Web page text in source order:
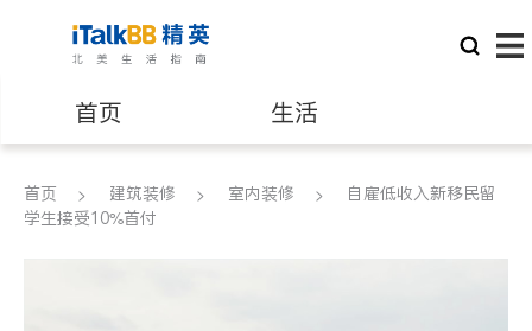
首页 生活
医生 律师
首页 建筑装修 室内装修
自雇低收入新移民留
学生接受10%首付